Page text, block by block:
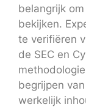
belangrijk
bekijken.
te verifiëren
de SEC en
begrijpen
werkelijk